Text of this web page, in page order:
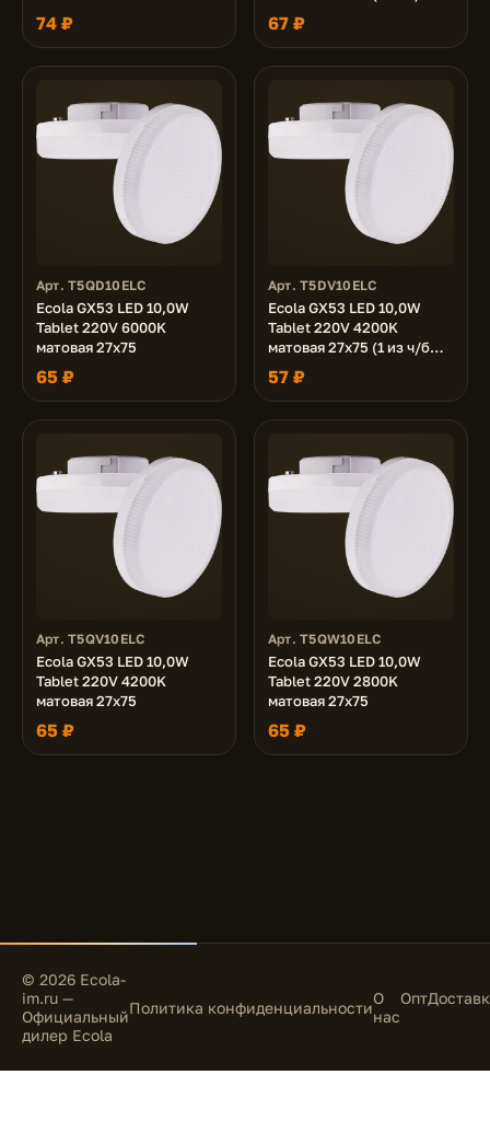
74 ₽
уп. по 10)
67 ₽
Арт. T5QD10ELC
Ecola GX53 LED 10,0W
Tablet 220V 6000K
матовая 27x75
65 ₽
Арт. T5DV10ELC
Ecola GX53 LED 10,0W
Tablet 220V 4200K
матовая 27x75 (1 из ч/б
уп. по 10)
57 ₽
Арт. T5QV10ELC
Ecola GX53 LED 10,0W
Tablet 220V 4200K
матовая 27x75
65 ₽
Арт. T5QW10ELC
Ecola GX53 LED 10,0W
Tablet 220V 2800K
матовая 27x75
65 ₽
© 2026 Ecola-
im.ru —
Официальный
дилер Ecola
Политика конфиденциальностиО
нас
Опт